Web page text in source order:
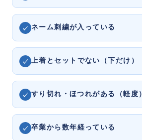
✓ ネーム刺繍が入っている
✓ 上着とセットでない （下だけ）
✓ すり切れ・ほつれがある（軽度）
✓ 卒業から数年経っている